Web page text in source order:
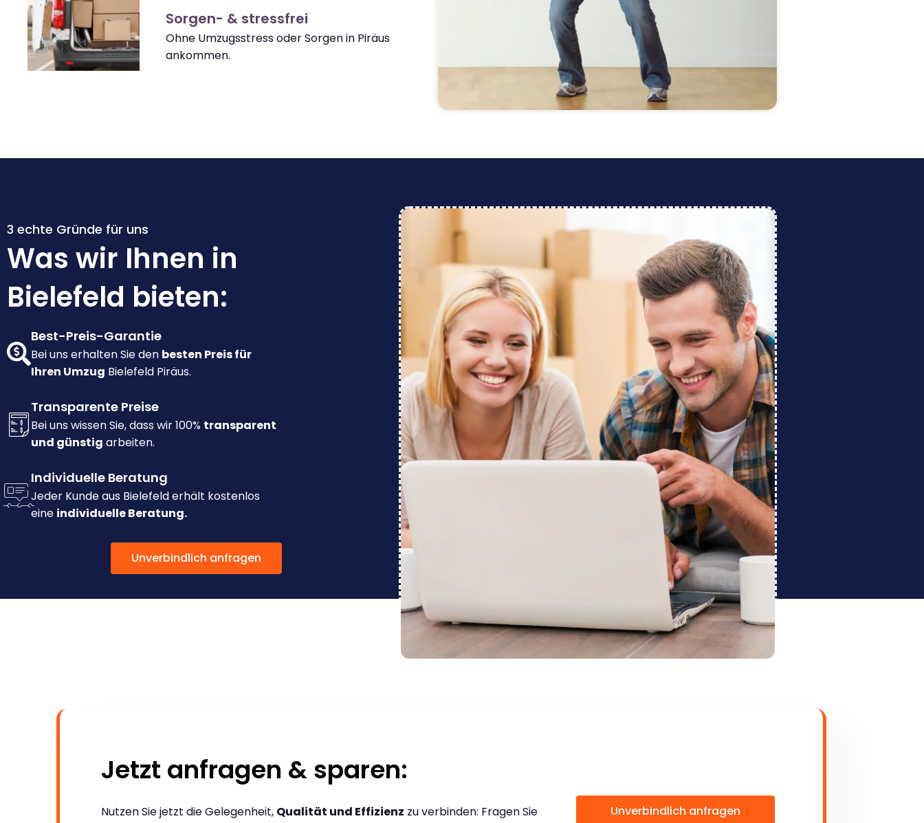
Sorgen- & stressfrei
Ohne Umzugsstress oder Sorgen in Piräus
ankommen.
3 echte Gründe für uns
Was wir Ihnen in
Bielefeld bieten:
Best-Preis-Garantie
Bei uns erhalten Sie den besten Preis für
Ihren Umzug Bielefeld Piräus.
Transparente Preise
Bei uns wissen Sie, dass wir 100% transparent
und günstig arbeiten.
Individuelle Beratung
Jeder Kunde aus Bielefeld erhält kostenlos
eine individuelle Beratung.
Unverbindlich anfragen
Jetzt anfragen & sparen:
Nutzen Sie jetzt die Gelegenheit, Qualität und Effizienz zu verbinden: Fragen Sie
Unverbindlich anfragen